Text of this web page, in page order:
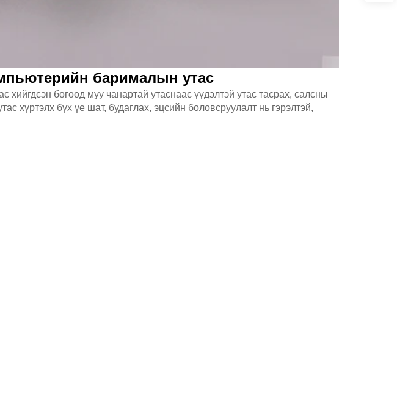
барималын утас
бөгөөд муу чанартай утаснаас үүдэлтэй утас тасрах, салсны
хүртэлх бүх үе шат, будаглах, эцсийн боловсруулалт нь гэрэлтэй,